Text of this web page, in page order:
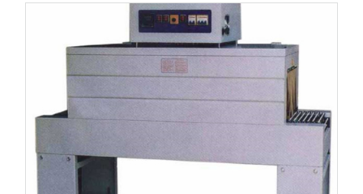
КЛИПСАТОРЫ ПАКЕТОВ СЕРИИ CRV KLPS
152 664RUB
Клипсатор пакетов серии CRV KLPS
Клипсатор CRV KLPS 42 используется для
закрытия пакетов с помощью маталло-
пластиковой клипсы,...